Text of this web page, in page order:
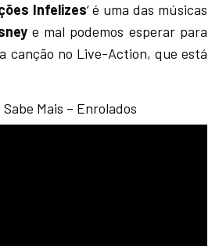
Infelizes‘ é uma das músicas
e mal podemos esperar para
canção no Live-Action, que está
Sabe Mais – Enrolados